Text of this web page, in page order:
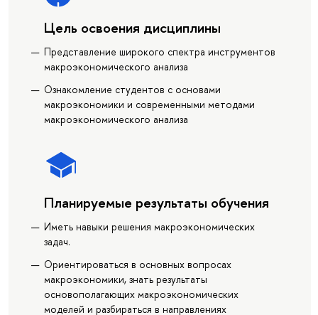
Цель освоения дисциплины
Представление широкого спектра инструментов
макроэкономического анализа
Ознакомление студентов с основами
макроэкономики и современными методами
макроэкономического анализа
Планируемые результаты обучения
Иметь навыки решения макроэкономических
задач.
Ориентироваться в основных вопросах
макроэкономики, знать результаты
основополагающих макроэкономических
моделей и разбираться в направлениях